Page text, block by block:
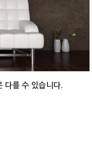
다를 수 있습니다.